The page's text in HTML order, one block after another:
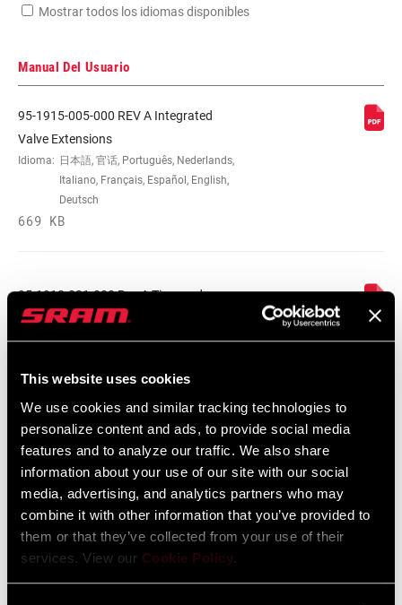
This website uses cookies
We use cookies and similar tracking technologies to
personalize content and ads, to provide social media
features and to analyze our traffic. We also share
information about your use of our site with our social
media, advertising, and analytics partners who may
combine it with other information that you’ve provided to
them or that they’ve collected from your use of their
services. View our Cookie Policy.
LENGTH (VALVE
EXTENDER)
EXTENDER TYPE
Mostrar todos los idiomas disponibles
Manual Del Usuario
95-1915-005-000 REV A Integrated
Valve Extensions
Idioma: 日本語, 官话, Português, Nederlands,
Italiano, Français, Español, English,
Deutsch
669 KB
95-1918-021-000 Rev A Tires and
Extenders User Manual
Idioma: 日本語, 官话, Português, Nederlands,
Deutsch
1 MB
95-1918-021-100 Rev A Tires and
Extenders User Manual EEU
Idioma: Český Jazyk, Dansk, English,
Română, Ελληνικά, Język polski
1 MB